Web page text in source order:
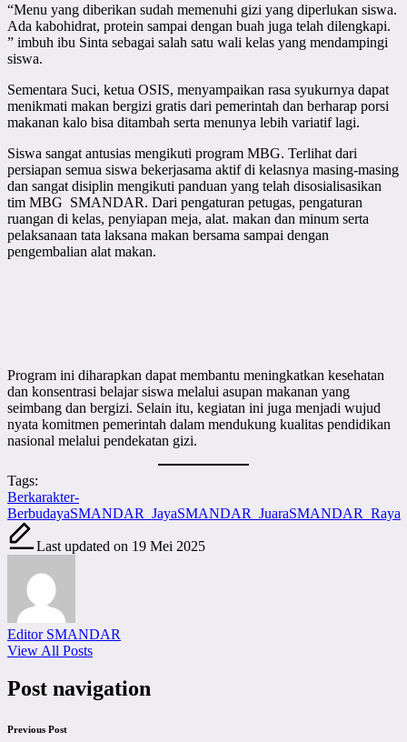
“Menu yang diberikan sudah memenuhi gizi yang diperlukan siswa.
Ada kabohidrat, protein sampai dengan buah juga telah dilengkapi.
” imbuh ibu Sinta sebagai salah satu wali kelas yang mendampingi
siswa.
Sementara Suci, ketua OSIS, menyampaikan rasa syukurnya dapat
menikmati makan bergizi gratis dari pemerintah dan berharap porsi
makanan kalo bisa ditambah serta menunya lebih variatif lagi.
Siswa sangat antusias mengikuti program MBG. Terlihat dari
persiapan semua siswa bekerjasama aktif di kelasnya masing-masing
dan sangat disiplin mengikuti panduan yang telah disosialisasikan
tim MBG SMANDAR. Dari pengaturan petugas, pengaturan
ruangan di kelas, penyiapan meja, alat. makan dan minum serta
pelaksanaan tata laksana makan bersama sampai dengan
pengembalian alat makan.
Program ini diharapkan dapat membantu meningkatkan kesehatan
dan konsentrasi belajar siswa melalui asupan makanan yang
seimbang dan bergizi. Selain itu, kegiatan ini juga menjadi wujud
nyata komitmen pemerintah dalam mendukung kualitas pendidikan
nasional melalui pendekatan gizi.
Tags:
Berkarakter-
BerbudayaSMANDAR_JayaSMANDAR_JuaraSMANDAR_Raya
Last updated on 19 Mei 2025
Editor SMANDAR
View All Posts
Post navigation
Previous Post